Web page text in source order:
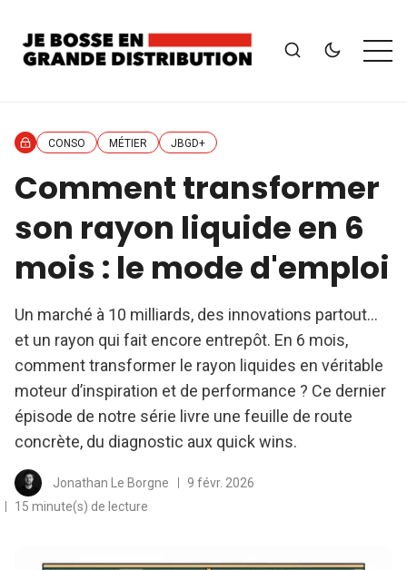
CONSO MÉTIER JBGD+
Comment transformer
son rayon liquide en 6
mois : le mode d'emploi
Un marché à 10 milliards, des innovations partout…
et un rayon qui fait encore entrepôt. En 6 mois,
comment transformer le rayon liquides en véritable
moteur d’inspiration et de performance ? Ce dernier
épisode de notre série livre une feuille de route
concrète, du diagnostic aux quick wins.
Jonathan Le Borgne
9 févr. 2026
15 minute(s) de lecture